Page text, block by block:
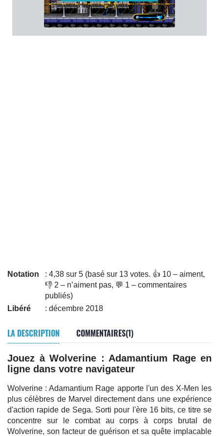
Notation
: 4,38 sur 5 (basé sur 13 votes. 👍 10 – aiment,
👎 2 – n’aiment pas, 💬 1 – commentaires
publiés)
Libéré
: décembre 2018
LA DESCRIPTION COMMENTAIRES(1)
Jouez à Wolverine : Adamantium Rage en
ligne dans votre navigateur
Wolverine : Adamantium Rage apporte l'un des X-Men les
plus célèbres de Marvel directement dans une expérience
d'action rapide de Sega. Sorti pour l'ère 16 bits, ce titre se
concentre sur le combat au corps à corps brutal de
Wolverine, son facteur de guérison et sa quête implacable